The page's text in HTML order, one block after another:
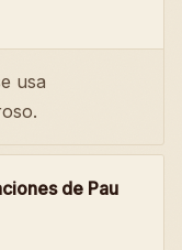
usa
de Pau